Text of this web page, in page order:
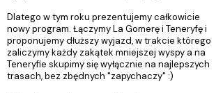
Dlatego w tym roku prezentujemy całkowicie
nowy program. Łączymy La Gomerę i Teneryfę i
proponujemy dłuższy wyjazd, w trakcie którego
zaliczymy każdy zakątek mniejszej wyspy a na
Teneryfie skupimy się wyłącznie na najlepszych
trasach, bez zbędnych "zapychaczy" :)